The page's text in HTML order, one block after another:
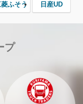
ふそう 日産UD
プ